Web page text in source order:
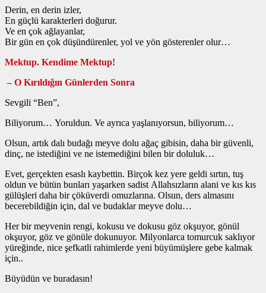
Derin, en derin izler,
En güçlü karakterleri doğurur.
Ve en çok ağlayanlar,
Bir gün en çok düşündürenler, yol ve yön gösterenler olur…
Mektup. Kendime Mektup!
– O Kırıldığın Günlerden Sonra
Sevgili “Ben”,
Biliyorum… Yoruldun. Ve ayrıca yaşlanıyorsun, biliyorum…
Olsun, artık dalı budağı meyve dolu ağaç gibisin, daha bir güvenli,
dinç, ne istediğini ve ne istemediğini bilen bir doluluk…
Evet, gerçekten esaslı kaybettin. Birçok kez yere geldi sırtın, tuş
oldun ve bütün bunları yaşarken sadist Allahsızların alani ve kıs kıs
gülüşleri daha bir çöküverdi omuzlarına. Olsun, ders almasını
becerebildiğin için, dal ve budaklar meyve dolu…
Her bir meyvenin rengi, kokusu ve dokusu göz okşuyor, gönül
okşuyor, göz ve gönüle dokunuyor. Milyonlarca tomurcuk saklıyor
yüreğinde, nice şefkatli rahimlerde yeni büyümüşlere gebe kalmak
için..
Büyüdün ve buradasın!